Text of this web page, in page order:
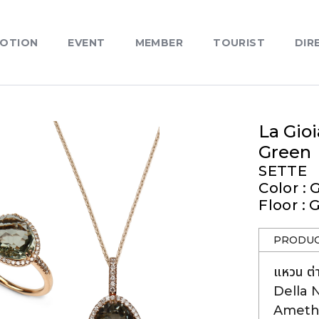
EVENT MEMBER TOURIST
La
Green
SETTE
Color :
Floor :
แหวน ต่
Della